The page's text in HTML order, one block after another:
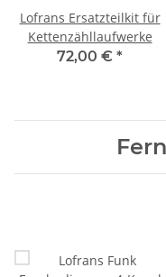
Lofrans Ersatzteilkit für
Kettenzähllaufwerke
72,00 € *